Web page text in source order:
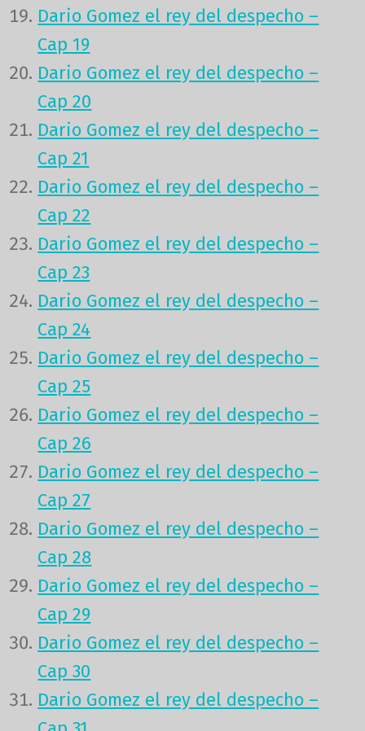
Dario Gomez el rey del despecho –
Cap 19
Dario Gomez el rey del despecho –
Cap 20
Dario Gomez el rey del despecho –
Cap 21
Dario Gomez el rey del despecho –
Cap 22
Dario Gomez el rey del despecho –
Cap 23
Dario Gomez el rey del despecho –
Cap 24
Dario Gomez el rey del despecho –
Cap 25
Dario Gomez el rey del despecho –
Cap 26
Dario Gomez el rey del despecho –
Cap 27
Dario Gomez el rey del despecho –
Cap 28
Dario Gomez el rey del despecho –
Cap 29
Dario Gomez el rey del despecho –
Cap 30
Dario Gomez el rey del despecho –